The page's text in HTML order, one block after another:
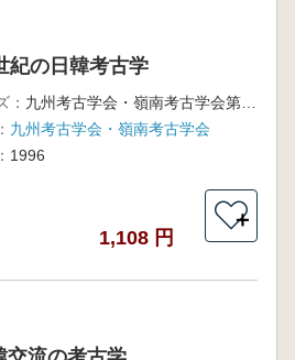
紀の日韓考古学
：
九州考古学会・嶺南考古学会第2回合同考古学大会
九州考古学会・嶺南考古学会
1996
1,108 円
＋